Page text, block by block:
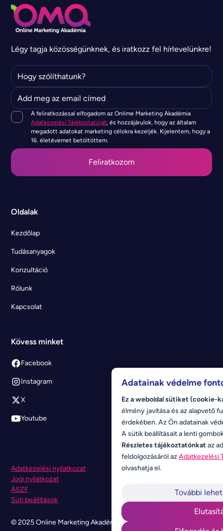
Légy tagja közösségünknek, és iratkozz fel hírlevelünkre!
A feliratkozással elfogadom az Onlime Marketing Akadémia
Adatkezelési Tájékoztatóját, és hozzájárulok, hogy az általam
megadott adatokat marketing célokra kezeljék. Kijelentem, hogy a
16. életévemet betöltöttem.
Oldalak
Kezdőlap
Tudásanyagok
Konzultáció
Rólunk
Kapcsolat
Kövess minket
Facebook
Instagram
X
Youtube
© 2025 Online Marketing Akadémia. Minden jog fenntartva.
Adatkezelési nyilatkozat
Jogi nyilatkozat
ÁSZF
Süti beállítások
Adatainak védelme
Ez a weboldal sütiket (cookie-
élmény javítása és az alapvető
érdekében. Az Ön adatainak
A sütik beállításait a lenti
Részletes tájékoztatónkat az
feldolgozásáról azAdatkezelési
olvashatja el.
További